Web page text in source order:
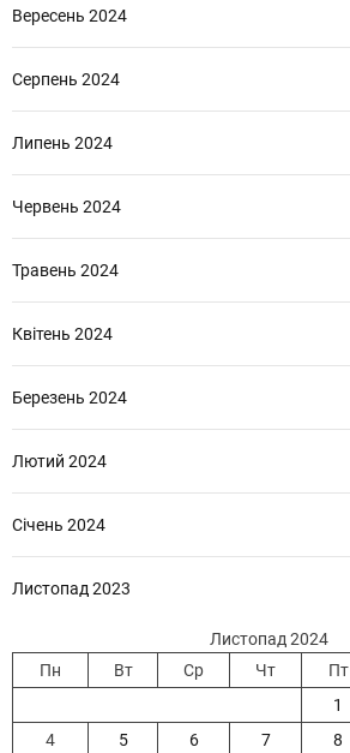
Вересень 2024
Серпень 2024
Липень 2024
Червень 2024
Травень 2024
Квітень 2024
Березень 2024
Лютий 2024
Січень 2024
Листопад 2023
Листопад 2024
Пн
Вт Ср Чт Пт
1
4
5 6 7 8